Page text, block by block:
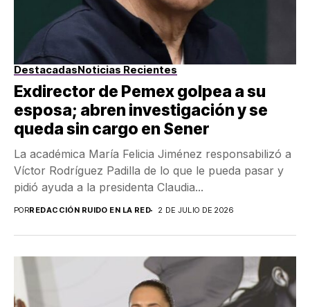
DestacadasNoticias Recientes
Exdirector de Pemex golpea a su
esposa; abren investigación y se
queda sin cargo en Sener
La académica María Felicia Jiménez responsabilizó a
Víctor Rodríguez Padilla de lo que le pueda pasar y
pidió ayuda a la presidenta Claudia...
PORREDACCIÓN RUIDO EN LA RED 2 DE JULIO DE 2026